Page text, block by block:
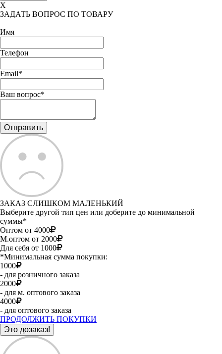
X
ЗАДАТЬ ВОПРОС ПО ТОВАРУ
Имя
Телефон
Email*
Ваш вопрос*
ЗАКАЗ СЛИШКОМ МАЛЕНЬКИЙ
Выберите другой тип цен или доберите до минимальной
суммы*
Оптом от 4000
М.оптом от 2000
Для себя от 1000
*Минимальная сумма покупки:
1000
- для розничного заказа
2000
- для м. оптового заказа
4000
- для оптового заказа
ПРОДОЛЖИТЬ ПОКУПКИ